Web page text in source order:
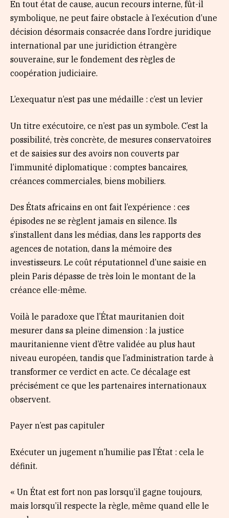
En tout état de cause, aucun recours interne, fût-il
symbolique, ne peut faire obstacle à l’exécution d’une
décision désormais consacrée dans l’ordre juridique
international par une juridiction étrangère
souveraine, sur le fondement des règles de
coopération judiciaire.
L’exequatur n’est pas une médaille : c’est un levier
Un titre exécutoire, ce n’est pas un symbole. C’est la
possibilité, très concrète, de mesures conservatoires
et de saisies sur des avoirs non couverts par
l’immunité diplomatique : comptes bancaires,
créances commerciales, biens mobiliers.
Des États africains en ont fait l’expérience : ces
épisodes ne se règlent jamais en silence. Ils
s’installent dans les médias, dans les rapports des
agences de notation, dans la mémoire des
investisseurs. Le coût réputationnel d’une saisie en
plein Paris dépasse de très loin le montant de la
créance elle-même.
Voilà le paradoxe que l’État mauritanien doit
mesurer dans sa pleine dimension : la justice
mauritanienne vient d’être validée au plus haut
niveau européen, tandis que l’administration tarde à
transformer ce verdict en acte. Ce décalage est
précisément ce que les partenaires internationaux
observent.
Payer n’est pas capituler
Exécuter un jugement n’humilie pas l’État : cela le
définit.
« Un État est fort non pas lorsqu’il gagne toujours,
mais lorsqu’il respecte la règle, même quand elle le